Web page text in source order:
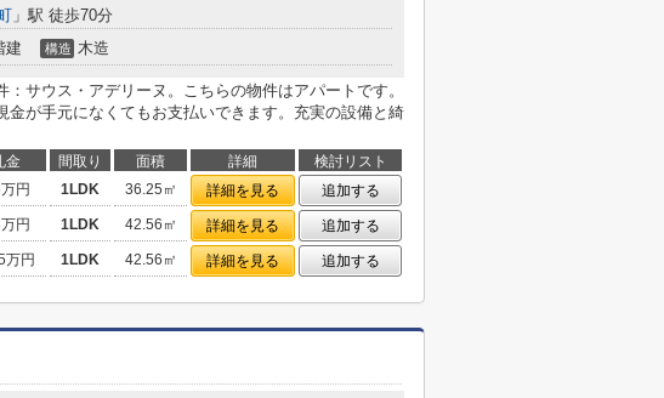
」駅 徒歩70分
建 構造 木造
：サウス・アデリーヌ。こちらの物件はアパートです。
金が手元になくてもお支払いできます。充実の設備と綺
金 間取り 面積 詳細
検討リスト
円 1LDK 36.25㎡ 詳細を見る
追加する
円 1LDK 42.56㎡ 詳細を見る
追加する
万円 1LDK 42.56㎡ 詳細を見る 追加する